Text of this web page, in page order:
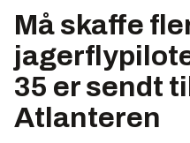
Må skaffe
35 er sendt
Atlanteren